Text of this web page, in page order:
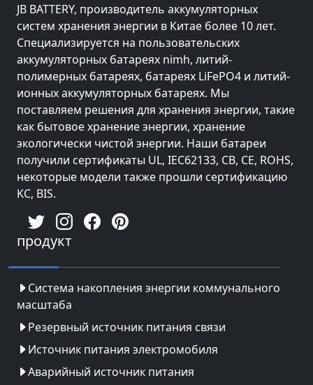
JB BATTERY, производитель аккумуляторных
систем хранения энергии в Китае более 10 лет.
Специализируется на пользовательских
аккумуляторных батареях nimh, литий-
полимерных батареях, батареях LiFePO4 и литий-
ионных аккумуляторных батареях. Мы
поставляем решения для хранения энергии, такие
как бытовое хранение энергии, хранение
экологически чистой энергии. Наши батареи
получили сертификаты UL, IEC62133, CB, CE, ROHS,
некоторые модели также прошли сертификацию
KC, BIS.
продукт
Система накопления энергии коммунального
масштаба
Резервный источник питания связи
Источник питания электромобиля
Аварийный источник питания